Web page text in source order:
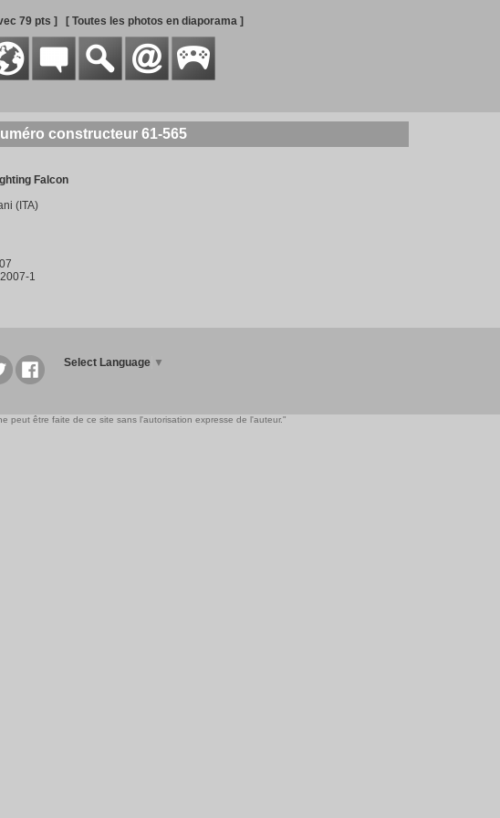
79 pts ] [ Toutes les photos en diaporama ]
constructeur 61-565
Falcon
(ITA)
1
Select Language ▼
peut être faite de ce site sans l'autorisation expresse de l'auteur."